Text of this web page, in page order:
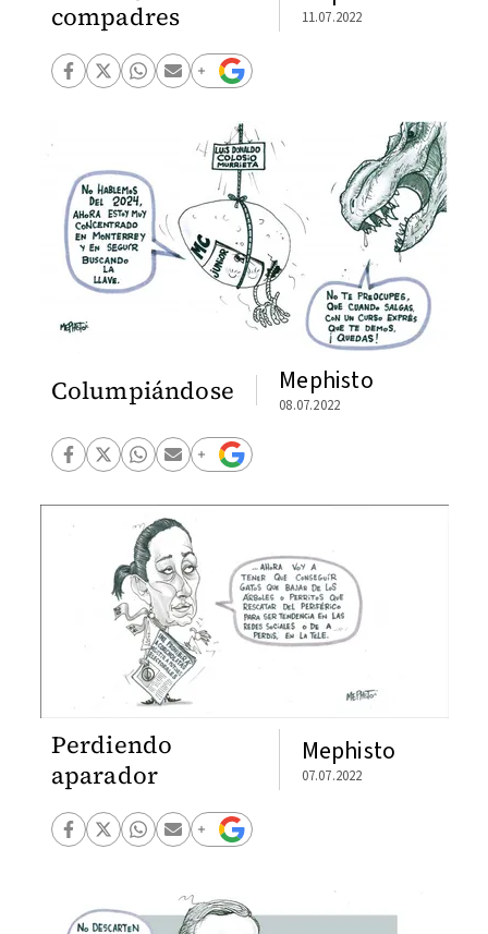
compadres
11.07.2022
Columpiándose Mephisto
08.07.2022
Perdiendo
aparador
Mephisto
07.07.2022